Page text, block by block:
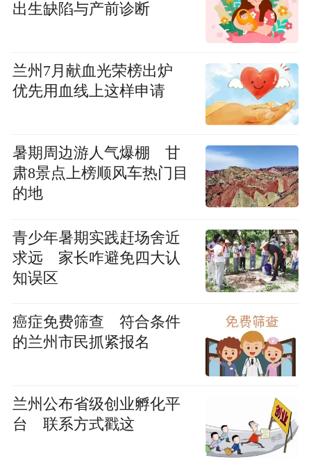
出生缺陷与产前诊断
兰州7月献血光荣榜出炉
优先用血线上这样申请
暑期周边游人气爆棚 甘
肃8景点上榜顺风车热门目
的地
青少年暑期实践赶场舍近
求远 家长咋避免四大认
知误区
癌症免费筛查 符合条件
的兰州市民抓紧报名
兰州公布省级创业孵化平
台 联系方式戳这